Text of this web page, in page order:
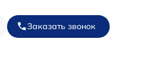
Заказать звонок